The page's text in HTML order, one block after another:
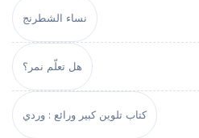
نساء الشطرنج
هل تعلّم نمر؟
كتاب تلوين كبير ورائع : وردي